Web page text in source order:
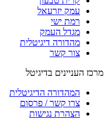
עמק יזרעאל
רמת ישי
מגדל העמק
מהדורה דיגיטלית
צור קשר
מרכז העניינים בדיגיטל
המהדורה הדיגיטלית
צרו קשר / פרסום
הצהרת נגישות